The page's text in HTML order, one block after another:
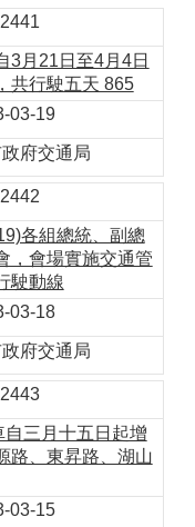
2441
3月21日至4月4日
共行駛五天 865
03-19
府交通局
2442
各組總統、副總
，會場實施交通管
駛動線
03-18
府交通局
2443
三月十五日起增
路、東昇路、湖山
03-15